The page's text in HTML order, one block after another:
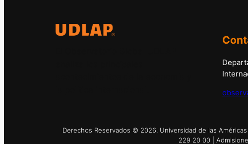
Derechos Reservados © 2026. Universidad de las
229 20 00 |